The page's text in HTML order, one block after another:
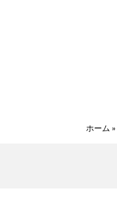
ホーム »